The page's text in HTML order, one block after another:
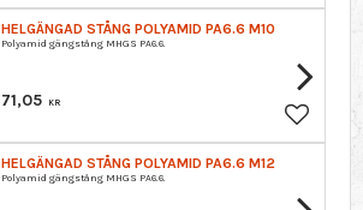
HELGÄNGAD STÅNG POLYAMID PA6.6 M10
Polyamid gängstång MHGS PA6.6.
71,05 KR
Lägg till
HELGÄNGAD STÅNG POLYAMID PA6.6 M12
Polyamid gängstång MHGS PA6.6.